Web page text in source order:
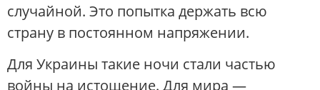
случайной. Это попытка держать всю
страну в постоянном напряжении.
Для Украины такие ночи стали частью
войны на истощение. Для мира —